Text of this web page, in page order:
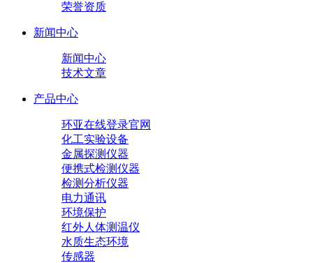
荣誉资质
新闻中心
新闻中心
技术文章
产品中心
环亚在线登录官网
化工实验设备
金属探测仪器
便携式检测仪器
检测分析仪器
电力通讯
环境保护
红外人体测温仪
水质生态环境
传感器